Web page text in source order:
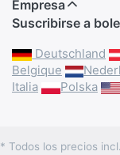
Empresa
Suscribirse a
Deutschland
Belgique
Italia
Polska
* Todos los precios